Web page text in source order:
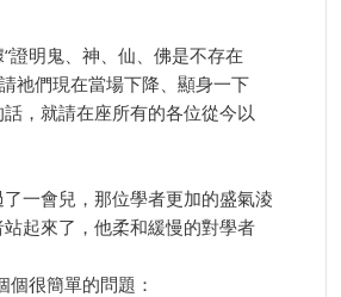
證明鬼、神、仙、佛是不存在
祂們現在當場下降、顯身一下
，就請在座所有的各位從今以
一會兒，那位學者更加的盛氣淩
起來了，他柔和緩慢的對學者
很簡單的問題：